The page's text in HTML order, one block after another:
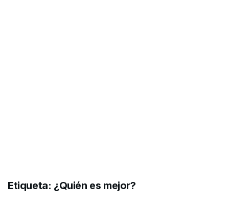
Etiqueta: ¿Quién es mejor?